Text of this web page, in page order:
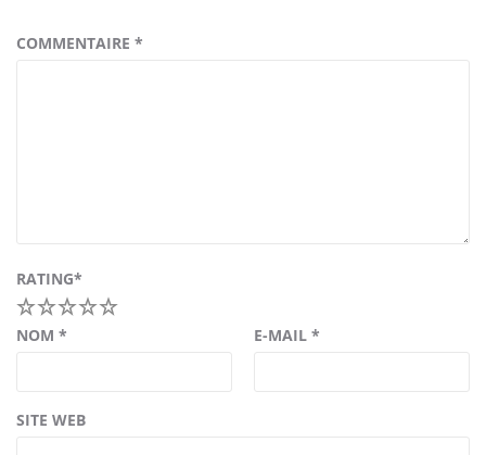
COMMENTAIRE *
RATING*
5
4
3
2
NOM * E-MAIL *
SITE WEB